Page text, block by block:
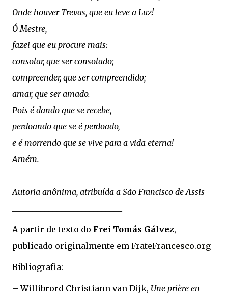
Onde houver Trevas, que eu leve a Luz!
Ó Mestre,
fazei que eu procure mais:
consolar, que ser consolado;
compreender, que ser compreendido;
amar, que ser amado.
Pois é dando que se recebe,
perdoando que se é perdoado,
e é morrendo que se vive para a vida eterna!
Amém.
Autoria anônima, atribuída a São Francisco de Assis
A partir de texto do Frei Tomás Gálvez,
publicado originalmente em FrateFrancesco.org
Bibliografia:
– Willibrord Christiann van Dijk, Une prière en